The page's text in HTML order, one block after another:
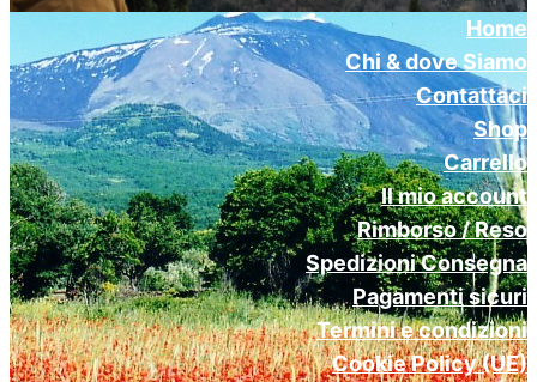
Home
Chi & dove Siamo
Contattaci
Shop
Carrello
Il mio account
Rimborso / Reso
Spedizioni Consegna
Pagamenti sicuri
Termini e condizioni
Cookie Policy (UE)